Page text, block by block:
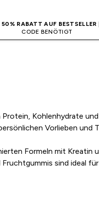
RABATT AUF BESTSELLER
CODE BENÖTIGT
Kohlenhydrate
Vorlieben und
Formeln mit Kreatin
sind ideal